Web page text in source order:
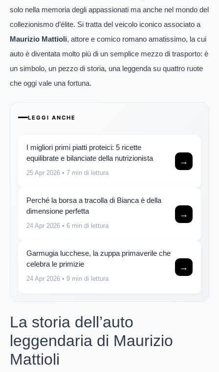
solo nella memoria degli appassionati ma anche nel mondo del
collezionismo d’élite. Si tratta del veicolo iconico associato a
Maurizio Mattioli, attore e comico romano amatissimo, la cui
auto è diventata molto più di un semplice mezzo di trasporto: è
un simbolo, un pezzo di storia, una leggenda su quattro ruote
che oggi vale una fortuna.
LEGGI ANCHE
I migliori primi piatti proteici: 5 ricette
equilibrate e bilanciate della nutrizionista
25 Apr 2026 • 7 min di lettura
→
Perché la borsa a tracolla di Bianca è della
dimensione perfetta
24 Apr 2026 • 6 min di lettura
→
Garmugia lucchese, la zuppa primaverile che
celebra le primizie
24 Apr 2026 • 9 min di lettura
→
La storia dell’auto
leggendaria di Maurizio
Mattioli